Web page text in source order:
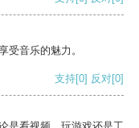
受音乐的魅力。
支持[0] 反对[0]